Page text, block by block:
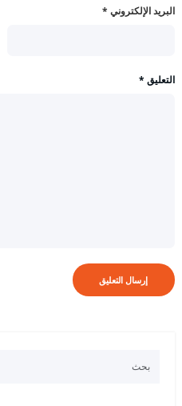
البريد الإلكتروني *
التعليق *